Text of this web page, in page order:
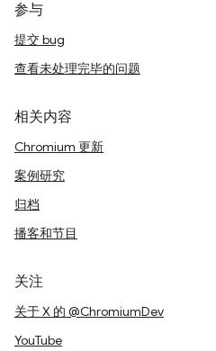
参与
提交 bug
查看未处理完毕的问题
相关内容
Chromium 更新
案例研究
归档
播客和节目
关注
关于 X 的 @ChromiumDev
YouTube